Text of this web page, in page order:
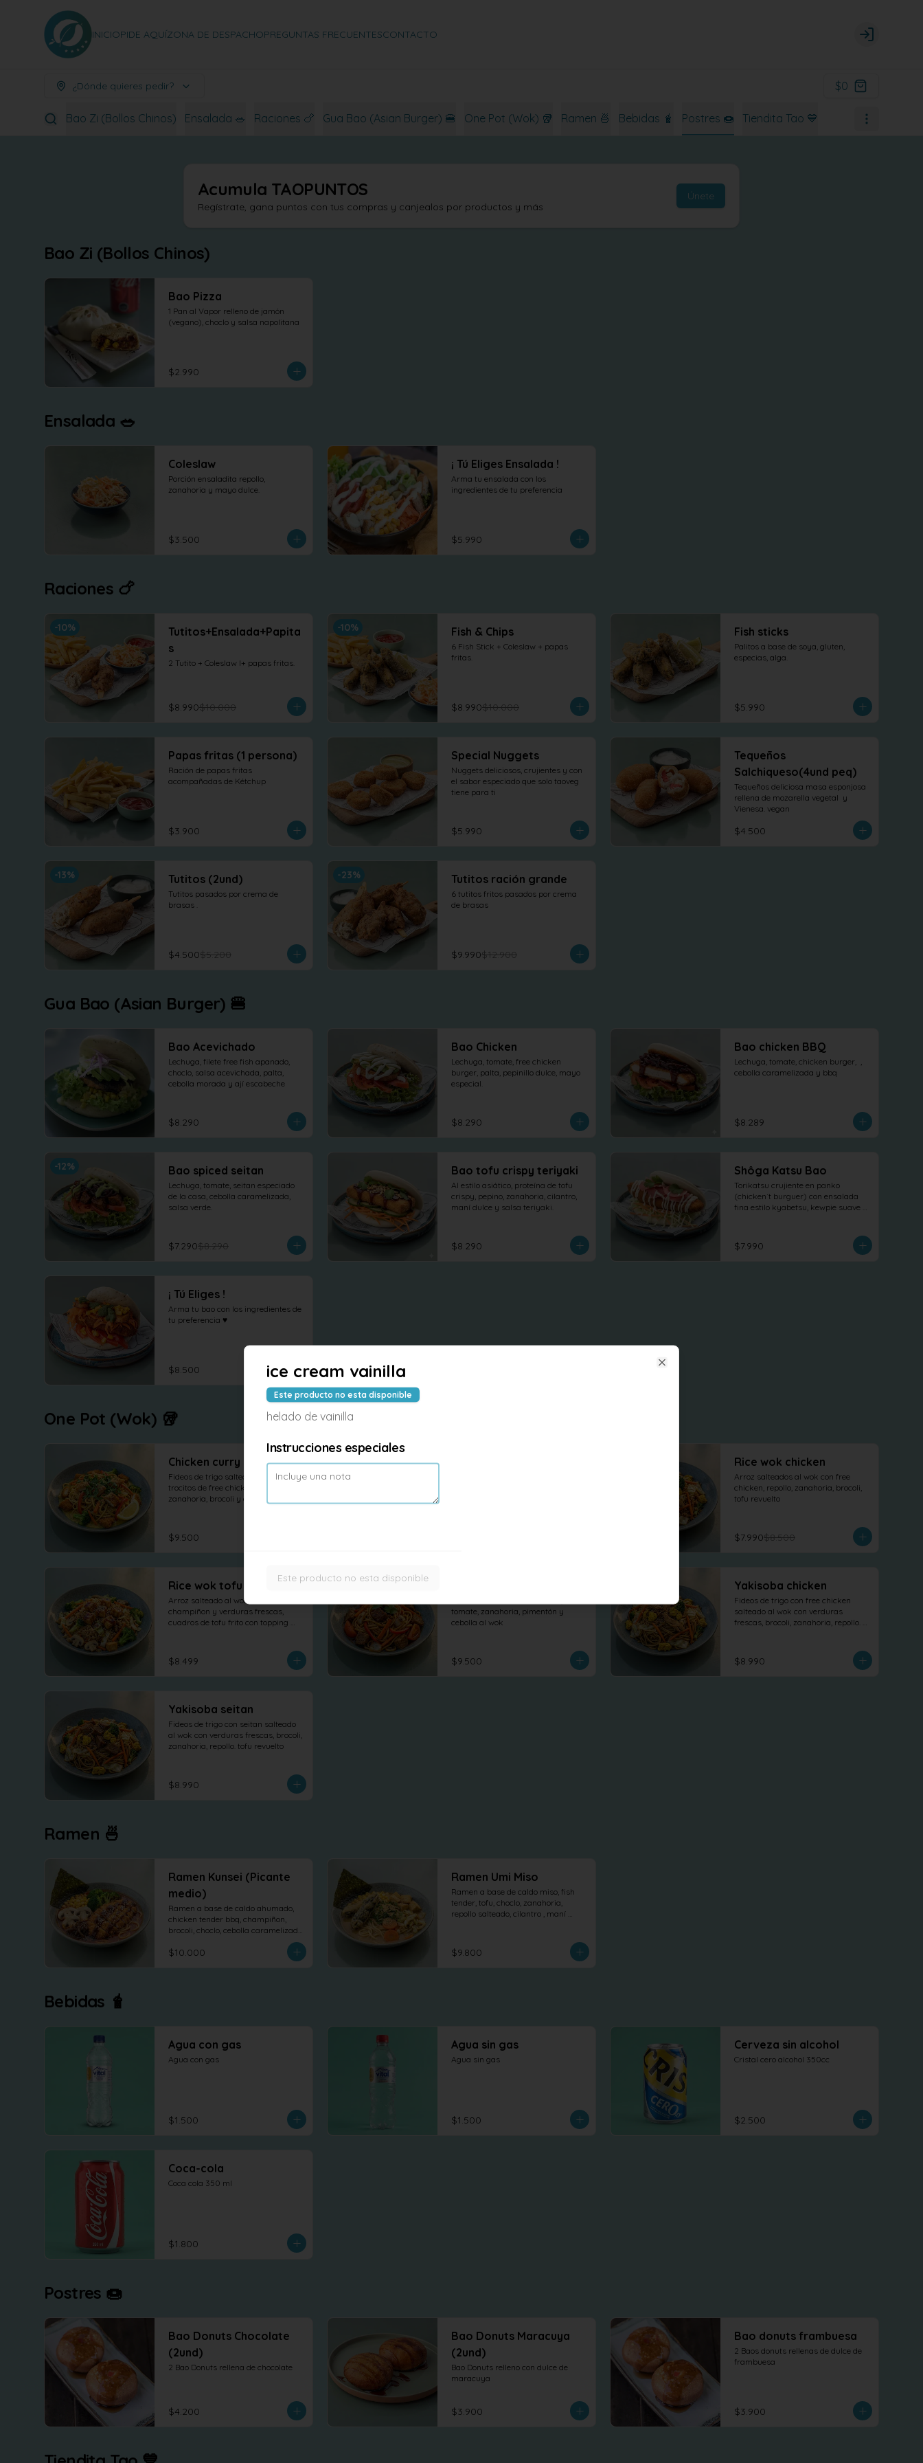
INICIOPIDE AQUÍZONA DE DESPACHOPREGUNTAS FRECUENTESCONTACTO Login
¿Dónde quieres pedir? $0
Bao Zi (Bollos Chinos) Ensalada 🥗 Raciones 🍗 Gua Bao (Asian Burger) 🍔 One Pot (Wok) 🥡 Ramen 🍜 Bebidas 🧋 Postres 🍩 Tiendita Tao 💙
Acumula TAOPUNTOS
Regístrate, gana puntos con tus compras y canjealos por productos y más
Únete
Bao Zi (Bollos Chinos)
Bao Pizza
1 Pan al Vapor relleno de jamón
(vegano), choclo y salsa napolitana
$2.990
Ensalada 🥗
Coleslaw
Porción ensaladita repollo,
zanahoria y mayo dulce.
$3.500
¡ Tú Eliges Ensalada !
Arma tu ensalada con los
ingredientes de tu preferencia
$5.990
Raciones 🍗
-10%
Tutitos+Ensalada+Papita
s
2 Tutito + Coleslaw l+ papas fritas.
$8.990$10.000
-10% Fish & Chips
6 Fish Stick + Coleslaw + papas
fritas.
$8.990$10.000
Fish sticks
Palitos a base de soya, gluten,
especias, alga.
$5.990
Papas fritas (1 persona)
Ración de papas fritas
acompañadas de Kétchup
$3.900
Special Nuggets
Nuggets deliciosos, crujientes y con
el sabor especiado que solo taoveg
tiene para ti
$5.990
Tequeños
Salchiqueso(4und peq)
Tequeños deliciosa masa esponjosa
rellena de mozarella vegetal  y
Vienesa. vegan
$4.500
-13% Tutitos (2und)
Tutitos pasados por crema de
brasas .
$4.500$5.200
-23% Tutitos ración grande
6 tutitos fritos pasados por crema
de brasas
$9.990$12.900
Gua Bao (Asian Burger) 🍔
Bao Acevichado
Lechuga, filete free fish apanado,
choclo, salsa acevichada, palta,
cebolla morada y ají escabeche
$8.290
Bao Chicken
Lechuga, tomate, free chicken
burger, palta, pepinillo dulce, mayo
especial.
$8.290
Bao chicken BBQ
Lechuga, tomate, chicken burger,  ,
cebolla caramelizada y bbq
$8.289
-12% Bao spiced seitan
Lechuga, tomate, seitan especiado
de la casa, cebolla caramelizada,
salsa verde.
$7.290$8.290
Bao tofu crispy teriyaki
Al estilo asiático, proteína de tofu
crispy, pepino, zanahoria, cilantro,
maní dulce y salsa teriyaki.
$8.290
Shôga Katsu Bao
Torikatsu crujiente en panko
(chicken´t burguer) con ensalada
fina estilo kyabetsu, kewpie suave y
terminado con cilantro fresco.
$7.990
¡ Tú Eliges !
Arma tu bao con los ingredientes de
tu preferencia ♥
$8.500
One Pot (Wok) 🥡
Chicken curry
Fideos de trigo salteados con
trocitos de free chicken, pimenton,
zanahoria, brocoli y cebolla al wok
$9.500
Rice wok chicken
Arroz salteados al wok con free
chicken, repollo, zanahoria, brocoli,
tofu revuelto
$7.990$8.500
Rice wok tofu teriyaki
Arroz salteado al wok con
champiñon y verduras frescas,
cuadros de tofu frito con topping
$8.499
tomate, zanahoria, pimentón y
cebolla al wok
$9.500
Yakisoba chicken
Fideos de trigo con free chicken
salteado al wok con verduras
frescas, brocoli, zanahoria, repollo.
$8.990
Yakisoba seitan
Fideos de trigo con seitan salteado
al wok con verduras frescas, brocoli,
zanahoria, repollo. tofu revuelto
$8.990
Ramen 🍜
Ramen Kunsei (Picante
medio)
Ramen a base de caldo ahumado,
chicken tender bbq, champiñon,
brocoli, choclo, cebolla caramelizada
$10.000
Ramen Umi Miso
Ramen a base de caldo miso, fish
tender, tofu, choclo, zanahoria,
repollo salteado, cilantro , maní
$9.800
Bebidas 🧋
Agua con gas
Agua con gas
$1.500
Agua sin gas
Agua sin gas
$1.500
Cerveza sin alcohol
Cristal cero alcohol 350cc
$2.500
Coca-cola
Coca cola 350 ml
$1.800
Postres 🍩
Bao Donuts Chocolate
(2und)
2 Bao Donuts rellena de chocolate
$4.200
Bao Donuts Maracuya
(2und)
Bao Donuts relleno con dulce de
maracuya
$3.900
Bao donuts frambuesa
2 Baos donuts rellenas de dulce de
frambuesa
$3.900
ice cream vainilla
Este producto no esta disponible
helado de vainilla
Instrucciones especiales
Este producto no esta disponible